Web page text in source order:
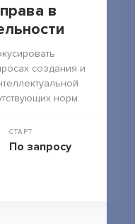
в
создания и
норм.
СТАРТ
По запросу